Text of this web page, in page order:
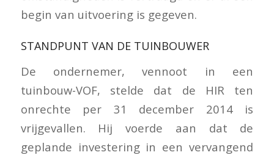
begin van uitvoering is gegeven.
STANDPUNT VAN DE TUINBOUWER
De ondernemer, vennoot in een
tuinbouw-VOF, stelde dat de HIR ten
onrechte per 31 december 2014 is
vrijgevallen. Hij voerde aan dat de
geplande investering in een vervangend